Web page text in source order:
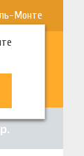
Монте
р.